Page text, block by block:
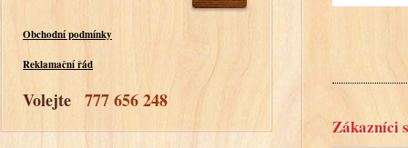
Obchodní podmínky
Reklamační řád
Volejte 777 656 248
Zákazníci